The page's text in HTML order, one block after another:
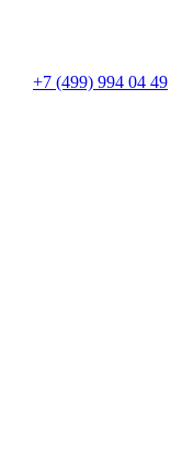
+7 (499) 994 04 49